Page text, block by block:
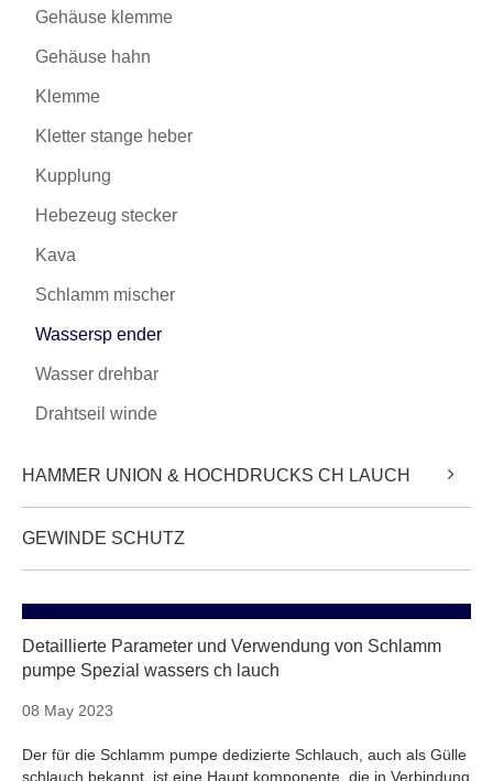
Gehäuse klemme
Gehäuse hahn
Klemme
Kletter stange heber
Kupplung
Hebezeug stecker
Kava
Schlamm mischer
Wassersp ender
Wasser drehbar
Drahtseil winde
HAMMER UNION & HOCHDRUCKS CH LAUCH
GEWINDE SCHUTZ
Detaillierte Parameter und Verwendung von Schlamm
pumpe Spezial wassers ch lauch
08 May 2023
Der für die Schlamm pumpe dedizierte Schlauch, auch als Gülle
schlauch bekannt, ist eine Haupt komponente, die in Verbindung